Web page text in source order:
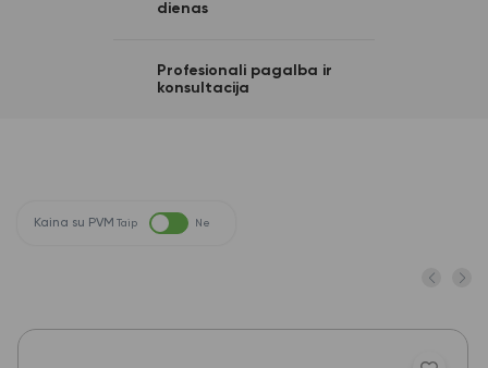
dienas
Profesionali pagalba ir
konsultacija
Kaina su PVM Taip Ne